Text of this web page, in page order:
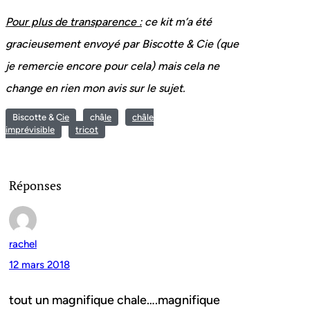
Pour plus de transparence :ce kit m’a été
gracieusement envoyé par Biscotte & Cie (que
je remercie encore pour cela) mais cela ne
change en rien mon avis sur le sujet.
Biscotte & Cie châle
châle
imprévisible
tricot
Réponses
rachel
12 mars 2018
tout un magnifique chale….magnifique